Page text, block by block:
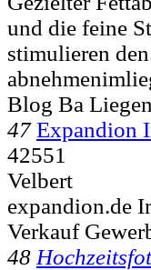
und die feine
stimulieren
Blog Ba
47 Expandion
42551
Velbert
expandion.de
Verkauf
48